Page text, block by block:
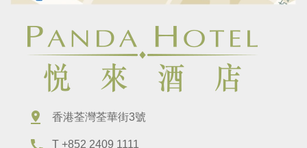
香港荃灣荃華街3號
T +852 2409 1111